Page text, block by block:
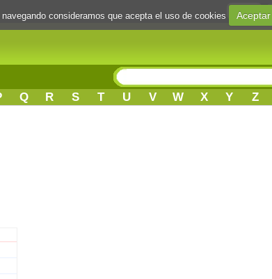
Login
Q R S T U V W X Y Z
consideramos que acepta el uso de cookies Aceptar